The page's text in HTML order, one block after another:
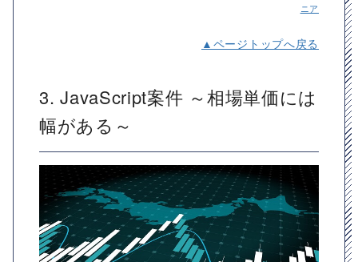
ニア
▲ページトップへ戻る
3. JavaScript案件 ～相場単価には
幅がある～